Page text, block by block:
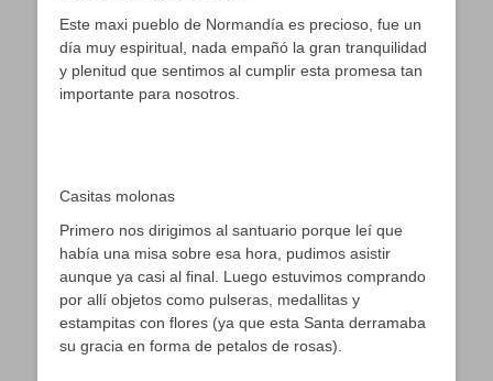
Este maxi pueblo de Normandía es precioso, fue un
día muy espiritual, nada empañó la gran tranquilidad
y plenitud que sentimos al cumplir esta promesa tan
importante para nosotros.
Casitas molonas
Primero nos dirigimos al santuario porque leí que
había una misa sobre esa hora, pudimos asistir
aunque ya casi al final. Luego estuvimos comprando
por allí objetos como pulseras, medallitas y
estampitas con flores (ya que esta Santa derramaba
su gracia en forma de petalos de rosas).